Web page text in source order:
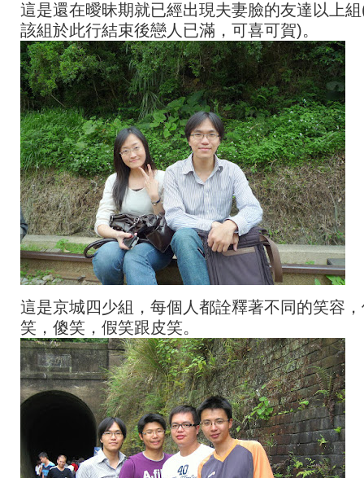
這是還在曖昧期就已經出現夫妻臉的友達以上
該組於此行結束後戀人已滿，可喜可賀)。
這是京城四少組，每個人都詮釋著不同的笑容
笑，傻笑，假笑跟皮笑。